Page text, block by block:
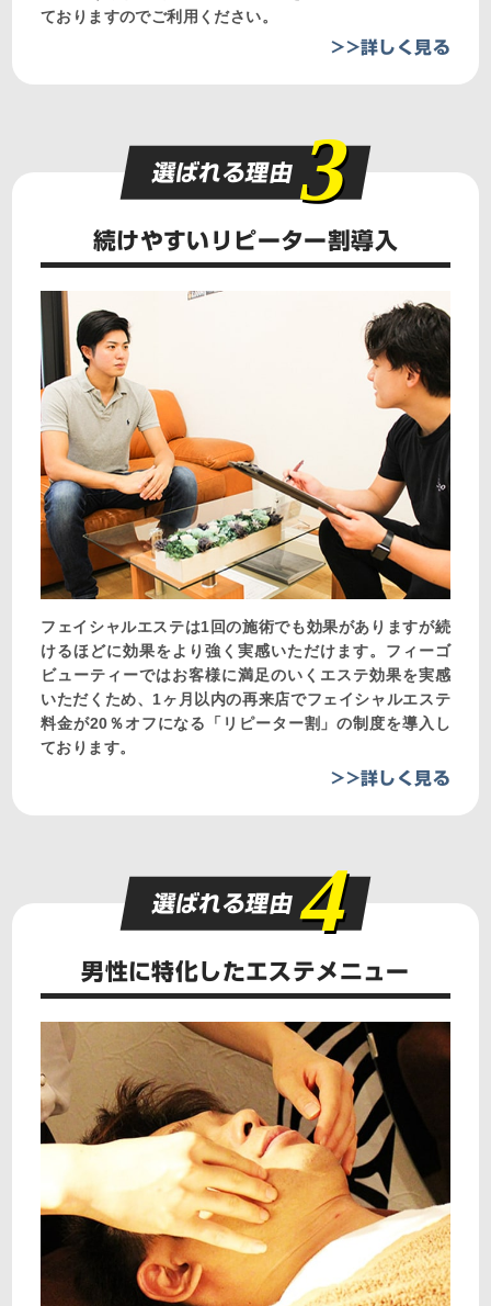
ておりますのでご利用ください。
>>詳しく見る
選ばれる理由3
続けやすいリピーター割導入
フェイシャルエステは1回の施術でも効果がありますが続
けるほどに効果をより強く実感いただけます。フィーゴ
ビューティーではお客様に満足のいくエステ効果を実感
いただくため、1ヶ月以内の再来店でフェイシャルエステ
料金が20％オフになる「リピーター割」の制度を導入し
ております。
>>詳しく見る
選ばれる理由4
男性に特化したエステメニュー